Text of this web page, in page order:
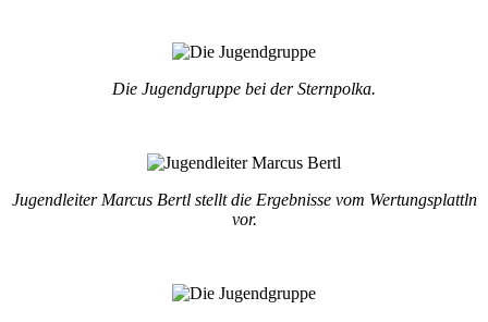
Die Jugendgruppe bei der Sternpolka.
Jugendleiter Marcus Bertl stellt die Ergebnisse vom Wertungsplattln
vor.